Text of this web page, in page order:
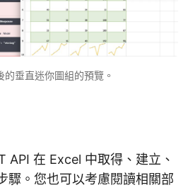
的垂直迷你圖組的預覽。
API 在 Excel 中取得、建立、
驟。您也可以考慮閱讀相關部